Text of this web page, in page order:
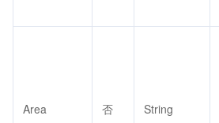
Area 否 String